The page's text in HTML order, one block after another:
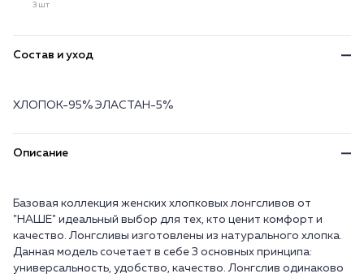
3 шт
Состав и уход
ХЛОПОК-95% ЭЛАСТАН-5%
Описание
Базовая коллекция женских хлопковых лонгсливов от
"НАШЕ" идеальный выбор для тех, кто ценит комфорт и
качество. Лонгсливы изготовлены из натурального хлопка.
Данная модель сочетает в себе 3 основных принципа:
универсальность, удобство, качество. Лонгслив одинаково